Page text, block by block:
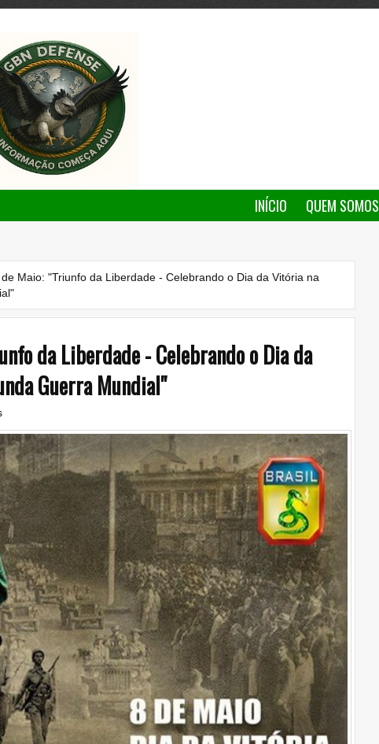
INÍCIO QUEM SOMOS
Maio: "Triunfo da Liberdade - Celebrando o Dia da Vitória na
da Liberdade - Celebrando o Dia da
Guerra Mundial"